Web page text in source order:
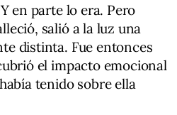
en parte lo era. Pero
salió a la luz una
distinta. Fue entonces
el impacto emocional
tenido sobre ella